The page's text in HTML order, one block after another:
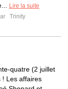
Lire la suite
Trinity
quatre (2 juillet
! Les affaires